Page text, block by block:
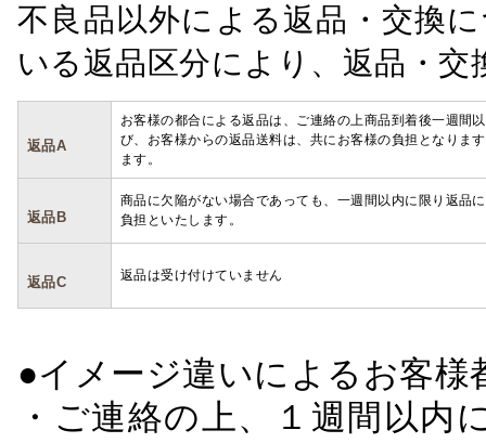
不良品以外による返品・交換
いる返品区分により、返品・
返品A
お客様の都合による返品は、ご連絡の上商品到着後一週間
び、お客様からの返品送料は、共にお客様の負担となりま
ます。
返品B
商品に欠陥がない場合であっても、一週間以内に限り返品
負担といたします。
返品C 返品は受け付けていません
●イメージ違いによるお客
・ご連絡の上、１週間以